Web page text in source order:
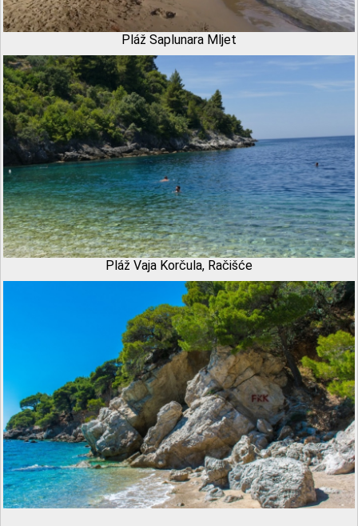
Pláž Saplunara Mljet
Pláž Vaja Korčula, Račišće